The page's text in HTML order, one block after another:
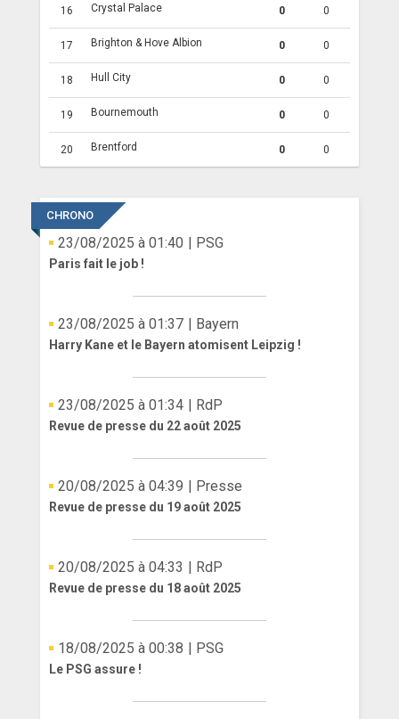
16 Crystal Palace 0 0
17 Brighton & Hove Albion 0 0
18 Hull City 0 0
19 Bournemouth 0 0
20 Brentford 0 0
CHRONO
23/08/2025 à 01:40 | PSG
Paris fait le job !
23/08/2025 à 01:37 | Bayern
Harry Kane et le Bayern atomisent Leipzig !
23/08/2025 à 01:34 | RdP
Revue de presse du 22 août 2025
20/08/2025 à 04:39 | Presse
Revue de presse du 19 août 2025
20/08/2025 à 04:33 | RdP
Revue de presse du 18 août 2025
18/08/2025 à 00:38 | PSG
Le PSG assure !